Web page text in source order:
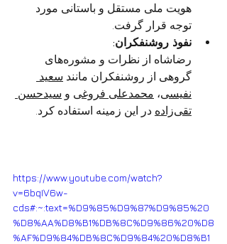
هویت ملی مستقل و باستانی مورد
توجه قرار گرفت.
نفوذ روشنفکران:
رضاشاه از نظرات و مشوره‌های
گروهی از روشنفکران مانند سعید
نفیسی، محمدعلی فروغی و سیدحسن
تقی‌زاده
در این زمینه استفاده کرد.
https://www.youtube.com/watch?
v=6bqIV6w-
cds#:~:text=%D9%85%D9%87%D9%85%20
%D8%AA%D8%B1%DB%8C%D9%86%20%D8
%AF%D9%84%DB%8C%D9%84%20%D8%B1